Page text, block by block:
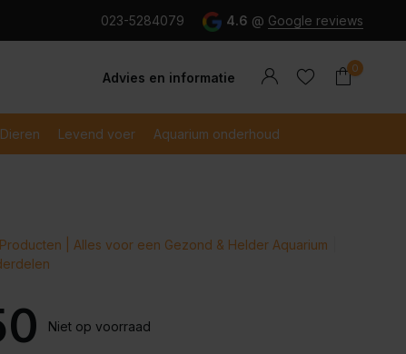
en snel betaald met iDeal
023-5284079 4.6 @ Google reviews
Advies en informatie
Account
aanmaken
0
Dieren Levend voer Aquarium onderhoud
| Alles voor een Gezond & Helder Aquarium
Niet op voorraad